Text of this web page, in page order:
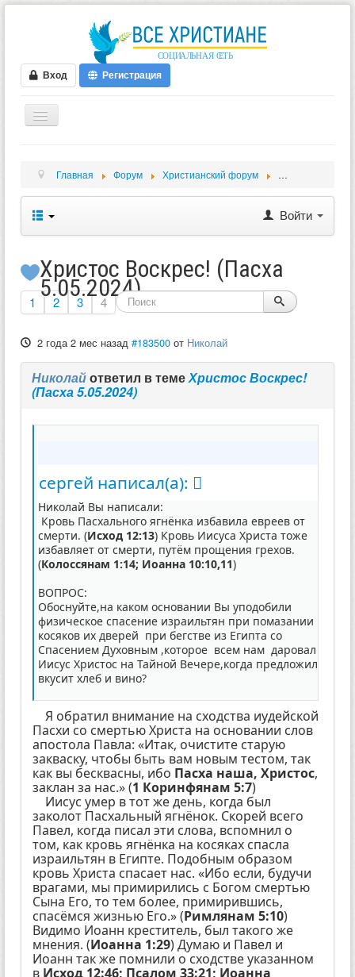
Вход Регистрация
ФОРУМ
ВИДЕО
БЛОГИ
МУЗЫКА
БИБЛИЯ
ОПРОСЫ
НОВОСТИ
Главная Форум Христианский форум Разное
Войти
Христос Воскрес! (Пасха
5.05.2024)
1 2 3 4
2 года 2 мес назад #183500 от Николай
Николайответил в темеХристос Воскрес!
(Пасха 5.05.2024)
сергей написал(а):
Николай Вы написали:
Кровь Пасхального ягнёнка избавила евреев от
смерти. (Исход 12:13) Кровь Иисуса Христа тоже
избавляет от смерти, путём прощения грехов.
(Колоссянам 1:14; Иоанна 10:10,11)
ВОПРОС:
Обоснуйте,на каком основании Вы уподобили
физическое спасение израильтян при помазании
косяков их дверей при бегстве из Египта со
Спасением Духовным ,которое всем нам даровал
Иисус Христос на Тайной Вечере,когда предложил
вкусит хлеб и вино?
Я обратил внимание на сходства иудейской
Пасхи со смертью Христа на основании слов
апостола Павла: «Итак, очистите старую
закваску, чтобы быть вам новым тестом, так
как вы бесквасны, ибо Пасха наша, Христос,
заклан за нас.» (1 Коринфянам 5:7)
Иисус умер в тот же день, когда был
заколот Пасхальный ягнёнок. Скорей всего
Павел, когда писал эти слова, вспомнил о
том, как кровь ягнёнка на косяках спасла
израильтян в Египте. Подобным образом
кровь Христа спасает нас. «Ибо если, будучи
врагами, мы примирились с Богом смертью
Сына Его, то тем более, примирившись,
спасёмся жизнью Его.» (Римлянам 5:10)
Видимо Иоанн креститель, был такого же
мнения. (Иоанна 1:29) Думаю и Павел и
Иоанн так же помнили о сходстве указанном
в Исход 12:46; Псалом 33:21; Иоанна